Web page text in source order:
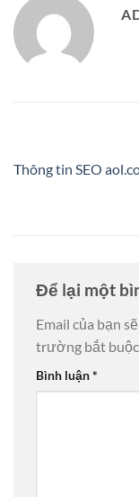
Thông tin SEO
Để lại một
Email của bạn
trường bắt
Bình luận*